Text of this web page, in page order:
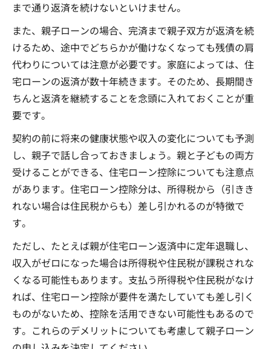
まで通り返済を続けないといけません。
また、親子ローンの場合、完済まで親子双方が返済を続
けるため、途中でどちらかが働けなくなっても残債の肩
代わりについては注意が必要です。家庭によっては、住
宅ローンの返済が数十年続きます。そのため、長期間き
ちんと返済を継続することを念頭に入れておくことが重
要です。
契約の前に将来の健康状態や収入の変化についても予測
し、親子で話し合っておきましょう。親と子どもの両方
受けることができる、住宅ローン控除についても注意点
があります。住宅ローン控除分は、所得税から（引きき
れない場合は住民税からも）差し引かれるのが特徴で
す。
ただし、たとえば親が住宅ローン返済中に定年退職し、
収入がゼロになった場合は所得税や住民税が課税されな
くなる可能性もあります。支払う所得税や住民税がなけ
れば、住宅ローン控除が要件を満たしていても差し引く
ものがないため、控除を活用できない可能性もあるので
す。これらのデメリットについても考慮して親子ローン